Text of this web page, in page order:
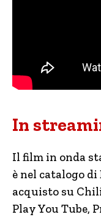
In
Il film in onda
è nel catalogo di
acquisto su
Play You Tube,